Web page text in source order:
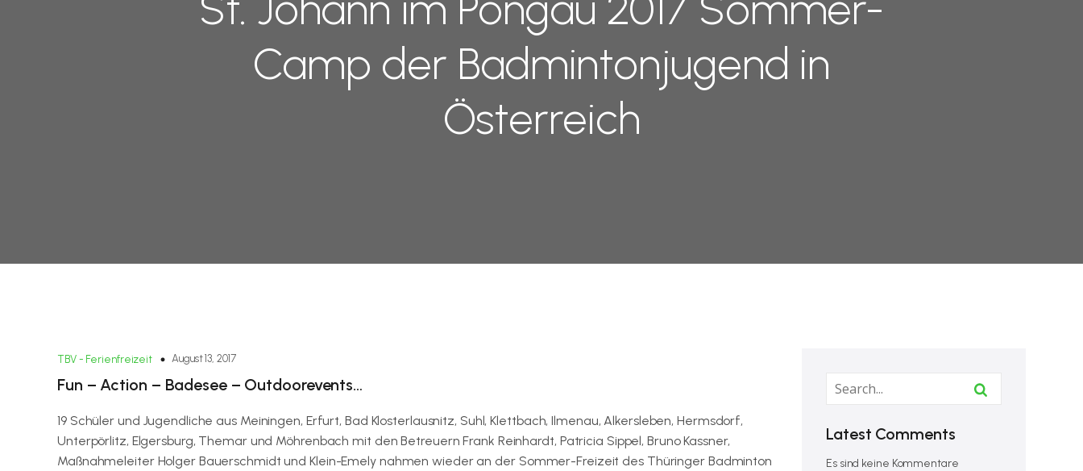
Camp der Badmintonjugend in
Österreich
TBV - Ferienfreizeit August 13, 2017
Fun – Action – Badesee – Outdoorevents…
19 Schüler und Jugendliche aus Meiningen, Erfurt, Bad Klosterlausnitz, Suhl, Klettbach, Ilmenau, Alkersleben, Hermsdorf,
Unterpörlitz, Elgersburg, Themar und Möhrenbach mit den Betreuern Frank Reinhardt, Patricia Sippel, Bruno Kassner,
Maßnahmeleiter Holger Bauerschmidt und Klein-Emely nahmen wieder an der Sommer-Freizeit des Thüringer Badminton
Latest Comments
Es sind keine Kommentare